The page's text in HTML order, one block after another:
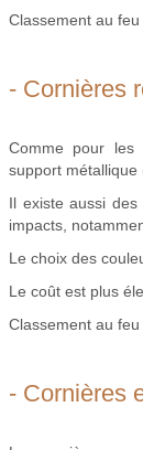
Classement au feu
- Cornières
Comme pour les
support métallique
Il existe aussi
impacts,
Le choix des
Le coût est plus
Classement au feu
- Cornières